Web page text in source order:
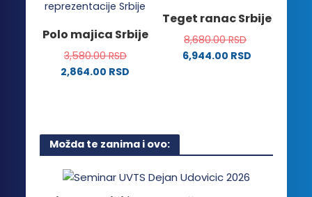
varijanti.
mogu
biti
izabrane
mogu
biti
izabrane
Polo majica Srbije
3,580.00RSD
2,864.00 RSD
više
varijanti.
mogu
Teget ranac Srbije
8,680.00RSD
6,944.00 RSD
Možda te zanima i ovo: